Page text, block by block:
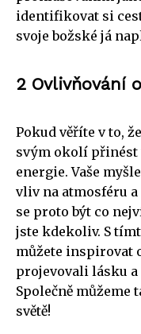
identifikovat si
svoje božské já
2 Ovlivňování
Pokud věříte v to,
svým okolí
energie. Vaše
vliv na atmosféru
se proto být co
jste kdekoliv. S
můžete inspirovat
projevovali lásku
Společně můžeme
světě!